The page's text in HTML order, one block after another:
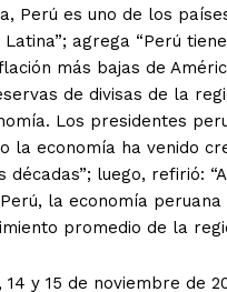
Perú es uno de los
agrega “Perú
más bajas de
de divisas de la
Los presidentes
la economía ha venido
décadas”; luego, refirió:
la economía
promedio de la
14 y 15 de noviembre de